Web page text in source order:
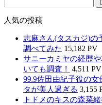
人気の投稿
志麻さん(タスカジ)の
調べてみた 15,182 PV
サニーカミヤの経歴
いても調査！
4,511 PV
99.9佐田由紀子役の
タが美人過ぎる 3,155
トドメのキスの森菜